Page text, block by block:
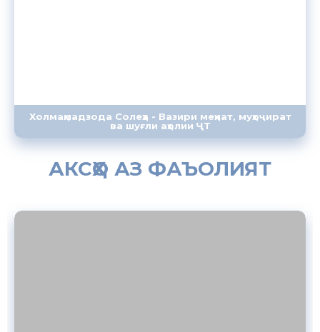
Холмаҳмадзода Солеҳа - Вазири меҳнат, муҳоҷират
ва шуғли аҳолии ҶТ
АКСҲО АЗ ФАЪОЛИЯТ